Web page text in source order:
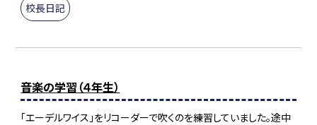
校長日記
音楽の学習（４年生）
「エーデルワイス」をリコーダーで吹くのを練習していました。途中